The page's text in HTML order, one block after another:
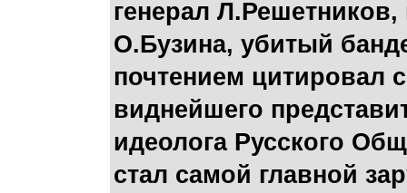
генерал
О.Бузина, убитый
почтением цитировал
виднейшего
идеолога Русского
стал самой главной